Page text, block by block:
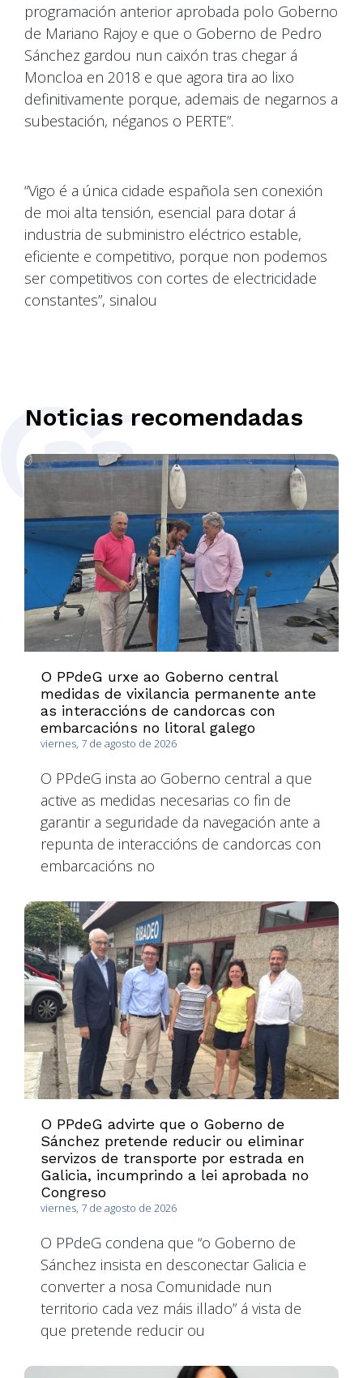
programación anterior aprobada polo Goberno
de Mariano Rajoy e que o Goberno de Pedro
Sánchez gardou nun caixón tras chegar á
Moncloa en 2018 e que agora tira ao lixo
definitivamente porque, ademais de negarnos a
subestación, néganos o PERTE”.
“Vigo é a única cidade española sen conexión
de moi alta tensión, esencial para dotar á
industria de subministro eléctrico estable,
eficiente e competitivo, porque non podemos
ser competitivos con cortes de electricidade
constantes”, sinalou
Noticias recomendadas
O PPdeG urxe ao Goberno central
medidas de vixilancia permanente ante
as interaccións de candorcas con
embarcacións no litoral galego
viernes, 7 de agosto de 2026
O PPdeG insta ao Goberno central a que
active as medidas necesarias co fin de
garantir a seguridade da navegación ante a
repunta de interaccións de candorcas con
embarcacións no
O PPdeG advirte que o Goberno de
Sánchez pretende reducir ou eliminar
servizos de transporte por estrada en
Galicia, incumprindo a lei aprobada no
Congreso
viernes, 7 de agosto de 2026
O PPdeG condena que “o Goberno de
Sánchez insista en desconectar Galicia e
converter a nosa Comunidade nun
territorio cada vez máis illado” á vista de
que pretende reducir ou